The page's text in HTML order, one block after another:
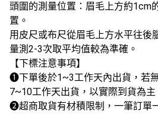
頭圍的測量位置：眉毛上方約1cm
置。
用皮尺或布尺從眉毛上方水平往後
量測2-3次取平均值較為準確。
【下標注意事項】
❶下單後於1~3工作天內出貨，若
7~10工作天出貨，以實際到貨為主
❷超商取貨有材積限制，一筆訂單